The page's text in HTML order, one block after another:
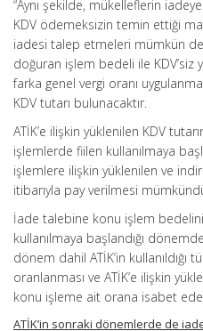
“Aynı şekilde, mükelleflerin
KDV ödemeksizin temin ettiği
iadesi talep etmeleri mümkün
doğuran işlem bedeli ile KDV’siz
farka genel vergi oranı
KDV tutarı bulunacaktır.
ATİK’e ilişkin yüklenilen KDV
işlemlerde fiilen kullanılmaya
işlemlere ilişkin yüklenilen ve
itibarıyla pay verilmesi
İade talebine konu işlem
kullanılmaya başlandığı
dönem dahil ATİK’in
oranlanması ve ATİK’e ilişkin
konu işleme ait orana isabet
ATİK’in sonraki dönemlerde de